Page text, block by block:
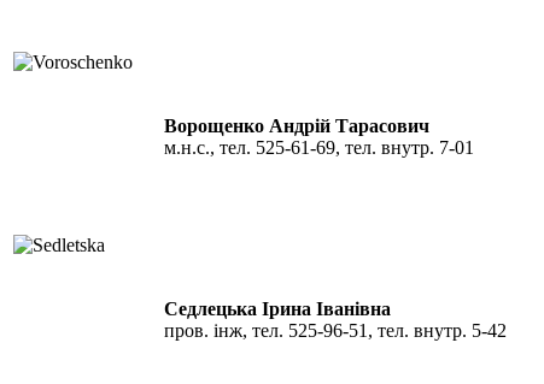
Ворощенко Андрій Тарасович
м.н.с., тел. 525-61-69, тел. внутр. 7-01
Седлецька Ірина Іванівна
пров. інж, тел. 525-96-51, тел. внутр. 5-42